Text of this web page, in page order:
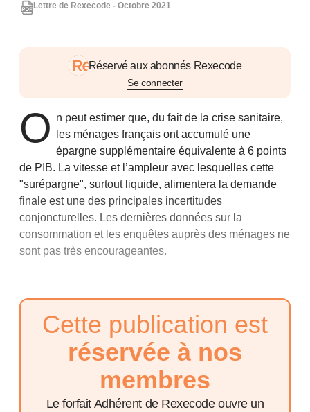
Réservé aux abonnés Rexecode
Se connecter
O n peut estimer que, du fait de la crise sanitaire,
les ménages français ont accumulé une
épargne supplémentaire équivalente à 6 points
de PIB. La vitesse et l’ampleur avec lesquelles cette
"surépargne", surtout liquide, alimentera la demande
finale est une des principales incertitudes
conjoncturelles. Les dernières données sur la
consommation et les enquêtes auprès des ménages ne
sont pas très encourageantes.
Cette publication est
réservée à nos
membres
Le forfait Adhérent de Rexecode ouvre un
Lettre de Rexecode - Octobre 2021